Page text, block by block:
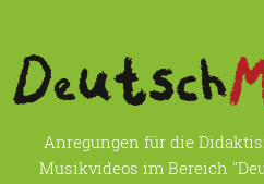
Anregungen für die
Musikvideos im Bereich